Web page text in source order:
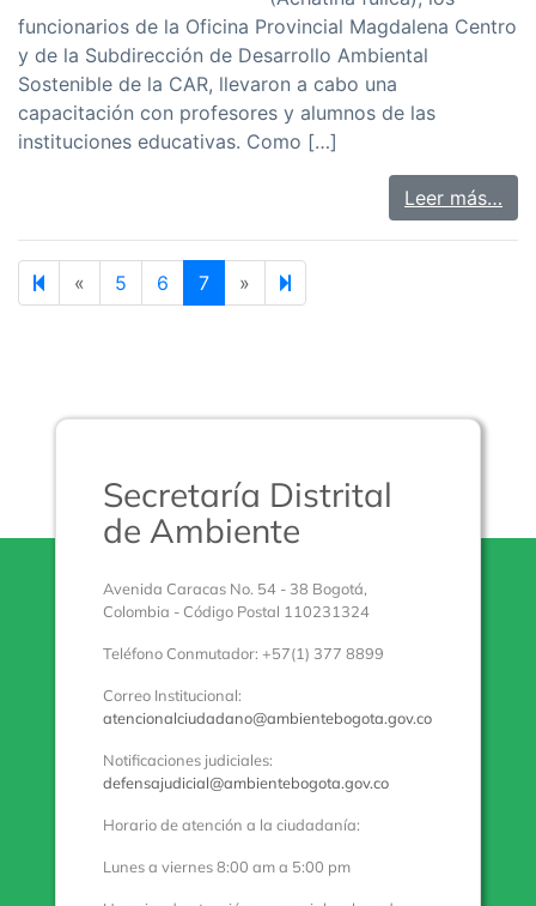
funcionarios de la Oficina Provincial Magdalena Centro
y de la Subdirección de Desarrollo Ambiental
Sostenible de la CAR, llevaron a cabo una
capacitación con profesores y alumnos de las
instituciones educativas. Como […]
Leer más…
« Previous page
5 6 7 » Next page
8
Secretaría Distrital
de Ambiente
Avenida Caracas No. 54 - 38 Bogotá,
Colombia - Código Postal 110231324
Teléfono Conmutador: +57(1) 377 8899
Correo Institucional:
atencionalciudadano@ambientebogota.gov.co
Notificaciones judiciales:
defensajudicial@ambientebogota.gov.co
Horario de atención a la ciudadanía:
Lunes a viernes 8:00 am a 5:00 pm